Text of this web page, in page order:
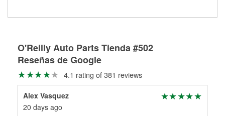
O'Reilly Auto Parts Tienda #502
Reseñas de Google
4.1 rating of 381 reviews
Alex Vasquez
20 days ago